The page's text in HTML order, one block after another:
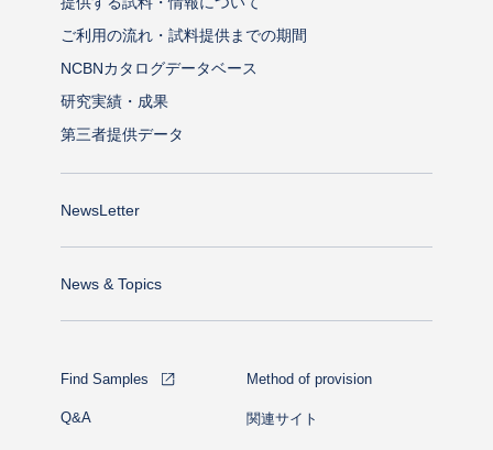
ご利用の流れ・試料提供までの期間
NCBNカタログデータベース
研究実績・成果
第三者提供データ
NewsLetter
News & Topics
Find Samples Method of provision
Q&A 関連サイト